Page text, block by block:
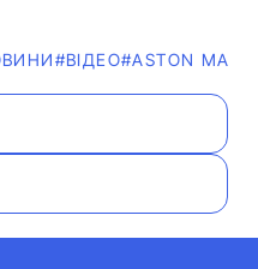
#ВІДЕО#ASTON